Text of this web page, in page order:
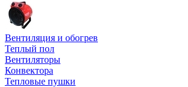
Вентиляция и обогрев
Теплый пол
Вентиляторы
Конвектора
Тепловые пушки